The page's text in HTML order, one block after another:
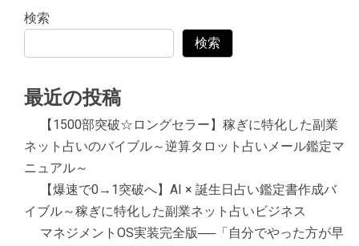
検索
検索
最近の投稿
【1500部突破☆ロングセラー】稼ぎに特化した副業
ネット占いのバイブル～逆算タロット占いメール鑑定マ
ニュアル～
【爆速で0→1突破へ】AI × 誕生日占い鑑定書作成バ
イブル～稼ぎに特化した副業ネット占いビジネス
マネジメントOS実装完全版──「自分でやった方が早